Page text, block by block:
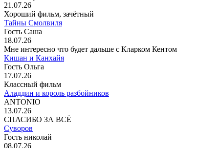
21.07.26
Хороший фильм, зачётный
Тайны Смолвиля
Гость Саша
18.07.26
Мне интересно что будет дальше с Кларком Кентом
Кишан и Канхайя
Гость Ольга
17.07.26
Классный фильм
Аладдин и король разбойников
ANTONIO
13.07.26
СПАСИБО ЗА ВСЁ
Суворов
Гость николай
08.07.26